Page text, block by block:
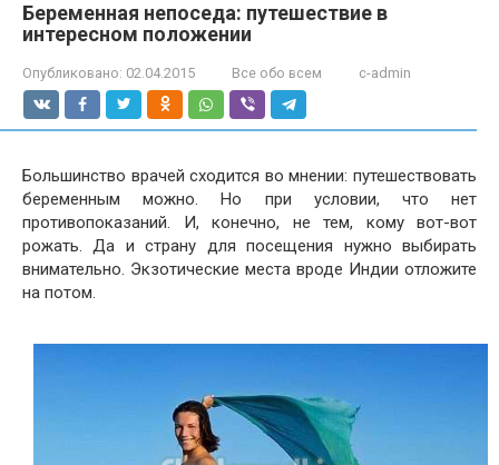
Беременная непоседа: путешествие в
интересном положении
Опубликовано: 02.04.2015 Все обо всем c-admin
Большинство врачей сходится во мнении: путешествовать
беременным можно. Но при условии, что нет
противопоказаний. И, конечно, не тем, кому вот-вот
рожать. Да и страну для посещения нужно выбирать
внимательно. Экзотические места вроде Индии отложите
на потом.